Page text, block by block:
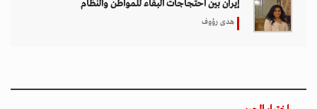
إيران بين احتجاجات البقاء للمواطن والنظام
هدى رؤوف